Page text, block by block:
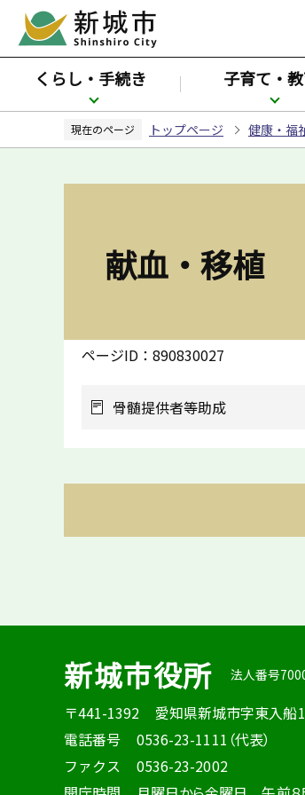
ペ
ジ
先
くらし・手続き 子育て・
現在のページ トップページ 健康・福
献血・移植
ページID：890830027
骨髄提供者等助成
新城市役所 法人番号
〒441-1392
愛知県新城市字東入船
電話番号
0536-23-1111（代表）
ファクス
0536-23-2002